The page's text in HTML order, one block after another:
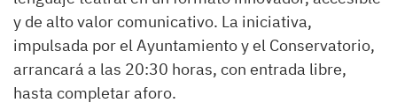
y de alto valor comunicativo. La iniciativa,
impulsada por el Ayuntamiento y el Conservatorio,
arrancará a las 20:30 horas, con entrada libre,
hasta completar aforo.